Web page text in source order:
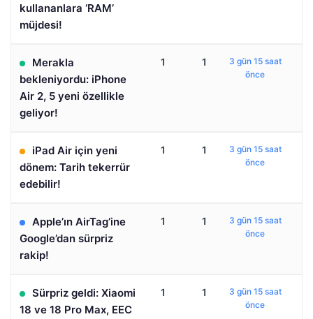
kullananlara ‘RAM’
müjdesi!
Merakla
bekleniyordu: iPhone
Air 2, 5 yeni özellikle
geliyor!
1 1
3 gün 15 saat
önce
iPad Air için yeni
dönem: Tarih tekerrür
edebilir!
1 1
3 gün 15 saat
önce
Apple’ın AirTag’ine
Google’dan sürpriz
rakip!
1 1
3 gün 15 saat
önce
Sürpriz geldi: Xiaomi
18 ve 18 Pro Max, EEC
1 1
3 gün 15 saat
önce